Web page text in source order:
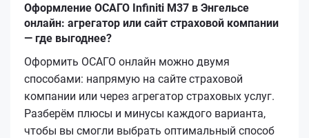
Оформление ОСАГО Infiniti M37 в Энгельсе
онлайн: агрегатор или сайт страховой компании
— где выгоднее?
Оформить ОСАГО онлайн можно двумя
способами: напрямую на сайте страховой
компании или через агрегатор страховых услуг.
Разберём плюсы и минусы каждого варианта,
чтобы вы смогли выбрать оптимальный способ